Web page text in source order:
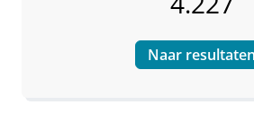
Naar resultaten